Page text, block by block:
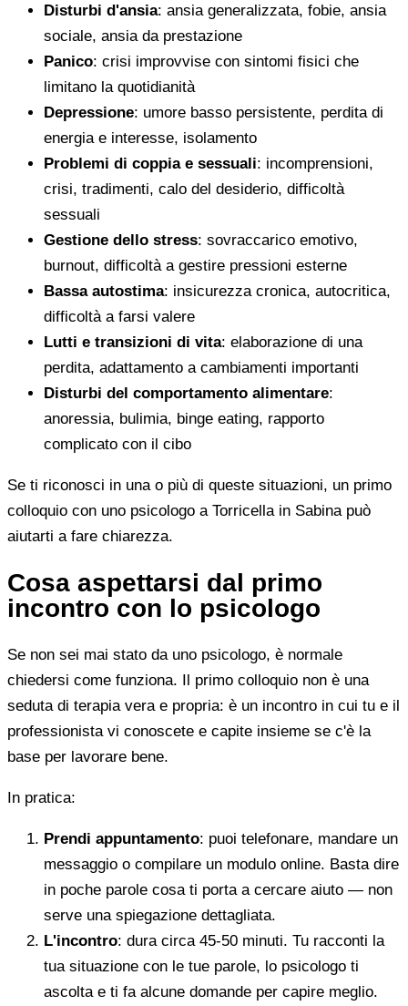
Disturbi d'ansia: ansia generalizzata, fobie, ansia
sociale, ansia da prestazione
Panico: crisi improvvise con sintomi fisici che
limitano la quotidianità
Depressione: umore basso persistente, perdita di
energia e interesse, isolamento
Problemi di coppia e sessuali: incomprensioni,
crisi, tradimenti, calo del desiderio, difficoltà
sessuali
Gestione dello stress: sovraccarico emotivo,
burnout, difficoltà a gestire pressioni esterne
Bassa autostima: insicurezza cronica, autocritica,
difficoltà a farsi valere
Lutti e transizioni di vita: elaborazione di una
perdita, adattamento a cambiamenti importanti
Disturbi del comportamento alimentare:
anoressia, bulimia, binge eating, rapporto
complicato con il cibo
Se ti riconosci in una o più di queste situazioni, un primo
colloquio con uno psicologo a Torricella in Sabina può
aiutarti a fare chiarezza.
Cosa aspettarsi dal primo
incontro con lo psicologo
Se non sei mai stato da uno psicologo, è normale
chiedersi come funziona. Il primo colloquio non è una
seduta di terapia vera e propria: è un incontro in cui tu e il
professionista vi conoscete e capite insieme se c'è la
base per lavorare bene.
In pratica:
Prendi appuntamento: puoi telefonare, mandare un
messaggio o compilare un modulo online. Basta dire
in poche parole cosa ti porta a cercare aiuto — non
serve una spiegazione dettagliata.
L'incontro: dura circa 45-50 minuti. Tu racconti la
tua situazione con le tue parole, lo psicologo ti
ascolta e ti fa alcune domande per capire meglio.